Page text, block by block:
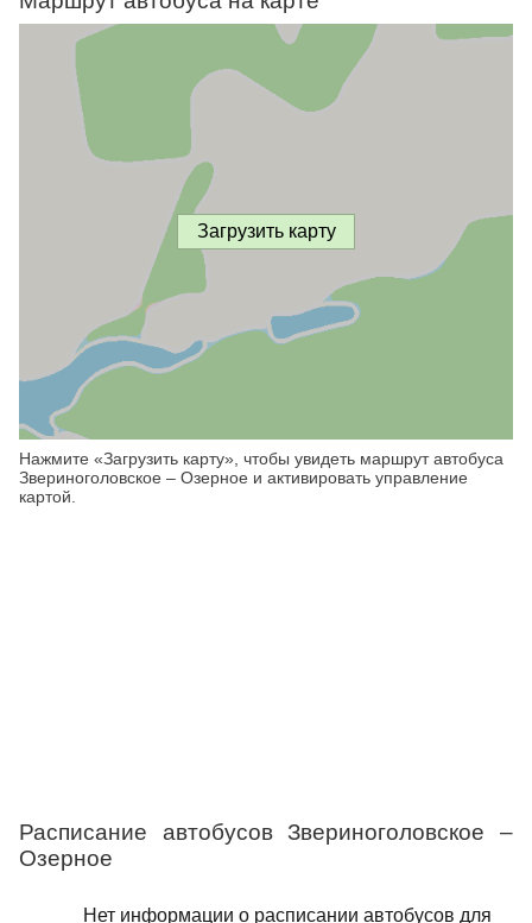
Загрузить карту
Нажмите «Загрузить карту», чтобы увидеть маршрут автобуса
Звериноголовское – Озерное и активировать управление
картой.
Расписание автобусов Звериноголовское –
Озерное
Нет информации о расписании автобусов для